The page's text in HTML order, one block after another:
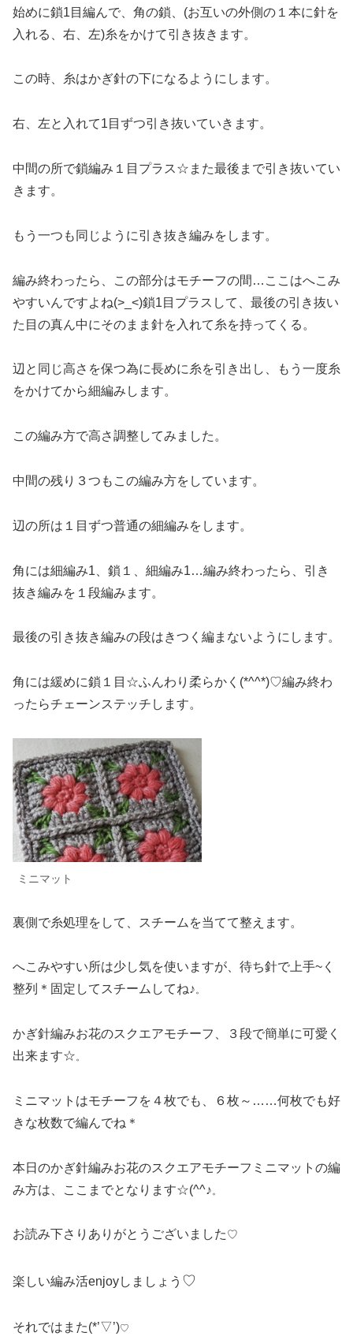
始めに鎖1目編んで、角の鎖、(お互いの外側の１本に針を
入れる、右、左)糸をかけて引き抜きます。
この時、糸はかぎ針の下になるようにします。
右、左と入れて1目ずつ引き抜いていきます。
中間の所で鎖編み１目プラス☆また最後まで引き抜いてい
きます。
もう一つも同じように引き抜き編みをします。
編み終わったら、この部分はモチーフの間…ここはへこみ
やすいんですよね(>_<)鎖1目プラスして、最後の引き抜い
た目の真ん中にそのまま針を入れて糸を持ってくる。
辺と同じ高さを保つ為に長めに糸を引き出し、もう一度糸
をかけてから細編みします。
この編み方で高さ調整してみました。
中間の残り３つもこの編み方をしています。
辺の所は１目ずつ普通の細編みをします。
角には細編み1、鎖１、細編み1…編み終わったら、引き
抜き編みを１段編みます。
最後の引き抜き編みの段はきつく編まないようにします。
角には緩めに鎖１目☆ふんわり柔らかく(*^^*)♡編み終わ
ったらチェーンステッチします。
ミニマット
裏側で糸処理をして、スチームを当てて整えます。
へこみやすい所は少し気を使いますが、待ち針で上手~く
整列＊固定してスチームしてね♪。
かぎ針編みお花のスクエアモチーフ、３段で簡単に可愛く
出来ます☆。
ミニマットはモチーフを４枚でも、６枚～……何枚でも好
きな枚数で編んでね＊
本日のかぎ針編みお花のスクエアモチーフミニマットの編
み方は、ここまでとなります☆(^^♪ 。
お読み下さりありがとうございました♡
楽しい編み活enjoyしましょう ♡
それではまた(*’▽’)♡